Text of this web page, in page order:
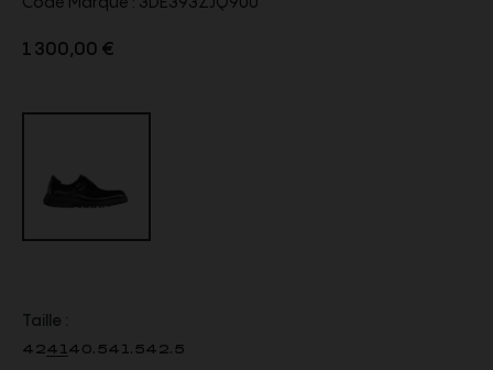
1 300,00 €
Taille :
4241 40.541.542.5